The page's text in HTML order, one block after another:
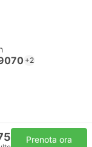
+2
Prenota ora